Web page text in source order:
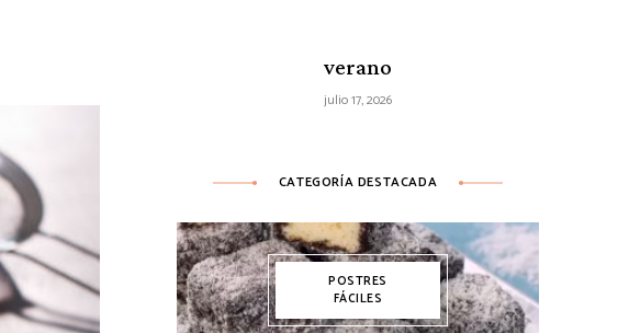
verano
julio 17, 2026
CATEGORÍA DESTACADA
POSTRES
FÁCILES